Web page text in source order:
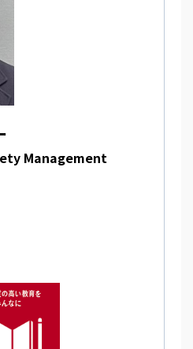
Management